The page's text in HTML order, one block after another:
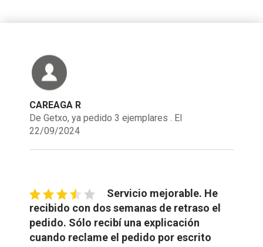
CAREAGA R
De Getxo, ya pedido 3 ejemplares . El
22/09/2024
Servicio mejorable. He
recibido con dos semanas de retraso el
pedido. Sólo recibí una explicación
cuando reclame el pedido por escrito